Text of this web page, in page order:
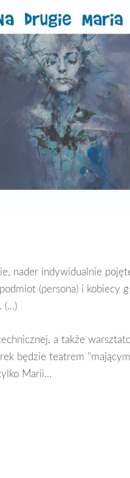
nader indywidualnie
(persona) i kobiecy
a także
będzie teatrem "mającym
Marii...